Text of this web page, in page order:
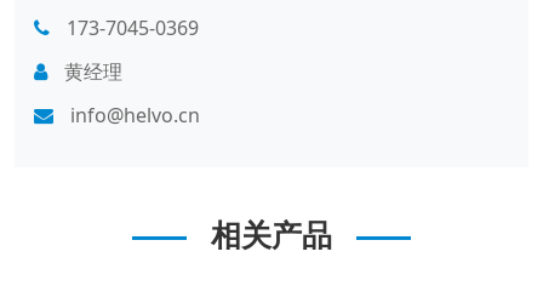
173-7045-0369
黄经理
info@helvo.cn
相关产品